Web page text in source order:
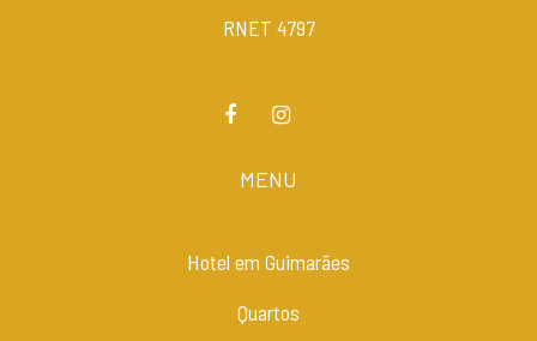
RNET 4797
MENU
Hotel em Guimarães
Quartos